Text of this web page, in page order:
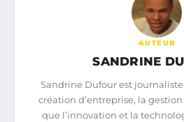
AUTEUR
SANDRINE
Sandrine Dufour est
création d’entreprise, la
que l’innovation et la